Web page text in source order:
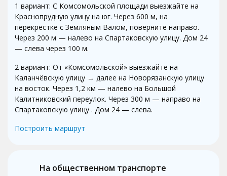
1 вариант: С Комсомольской площади выезжайте на
Краснопрудную улицу на юг. Через 600 м, на
перекрёстке с Земляным Валом, поверните направо.
Через 200 м — налево на Спартаковскую улицу. Дом 24
— слева через 100 м.
2 вариант: От «Комсомольской» выезжайте на
Каланчёвскую улицу → далее на Новорязанскую улицу
на восток. Через 1,2 км — налево на Большой
Калитниковский переулок. Через 300 м — направо на
Спартаковскую улицу . Дом 24 — слева.
Построить маршрут
На общественном транспорте